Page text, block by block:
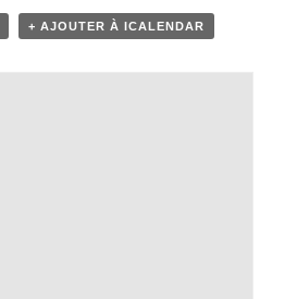
+ AJOUTER À ICALENDAR